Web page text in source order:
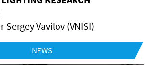
Sergey Vavilov (VNISI)
NEWS